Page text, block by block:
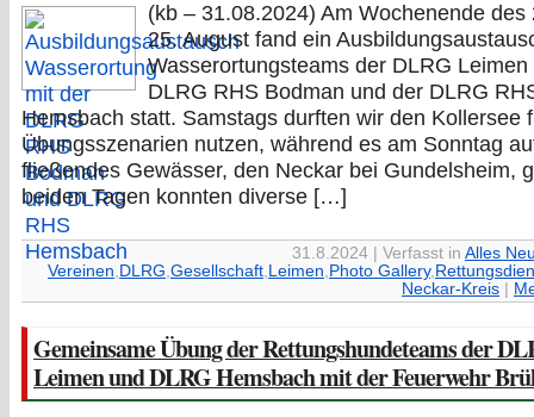
(kb – 31.08.2024) Am Wochenende des
25. August fand ein
Wasserortungsteams der DLRG Leimen
DLRG RHS Bodman und der DLRG
Hemsbach statt. Samstags durften wir den Kollersee
Übungsszenarien nutzen, während es am Sonntag
fließendes Gewässer, den Neckar bei Gundelsheim,
beiden Tagen konnten diverse […]
31.8.2024 | Verfasst in Alles
Vereinen DLRG Gesellschaft Leimen Photo Gallery,
Neckar-Kreis |
Gemeinsame Übung der Rettungshundeteams der
Leimen und DLRG Hemsbach mit der Feuerwehr